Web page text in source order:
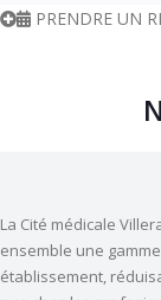
PRENDRE UN
La Cité médicale
ensemble une
établissement,